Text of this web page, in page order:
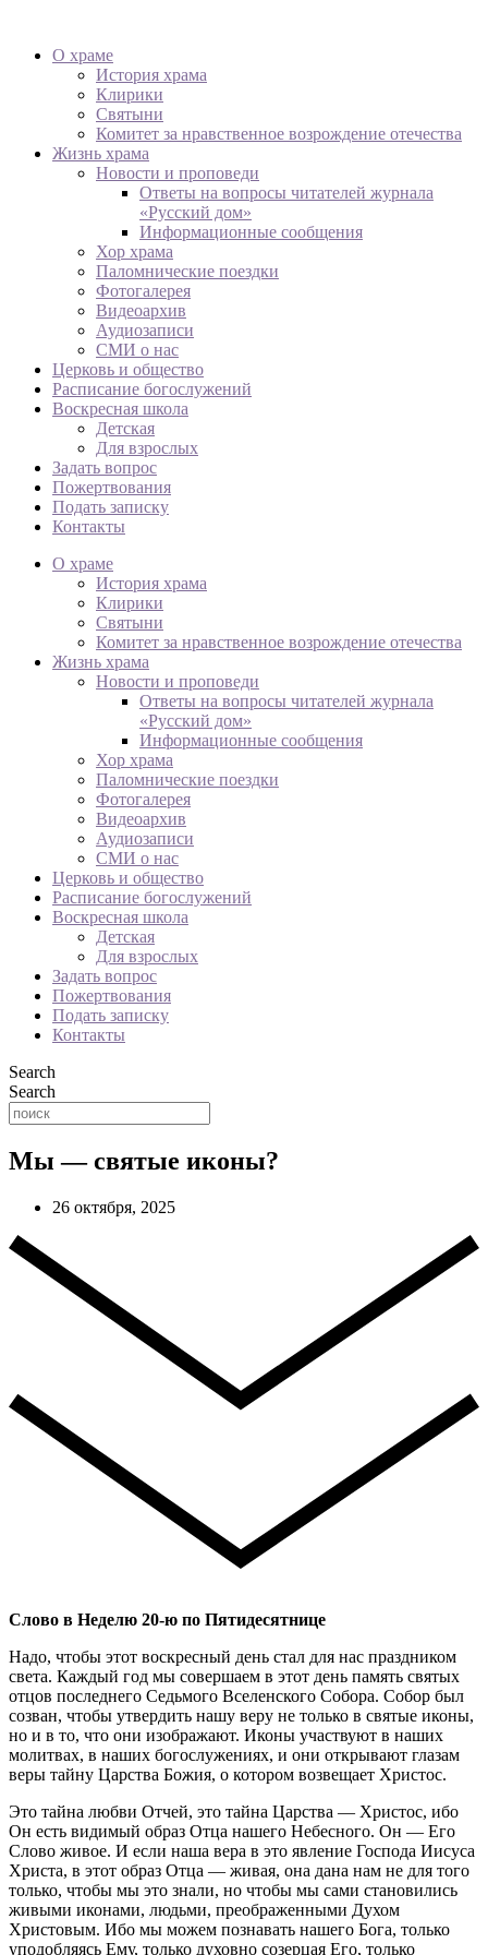
О храме
История храма
Клирики
Святыни
Комитет за нравственное возрождение отечества
Жизнь храма
Новости и проповеди
Ответы на вопросы читателей журнала
«Русский дом»
Информационные сообщения
Хор храма
Паломнические поездки
Фотогалерея
Видеоархив
Аудиозаписи
СМИ о нас
Церковь и общество
Расписание богослужений
Воскресная школа
Детская
Для взрослых
Задать вопрос
Пожертвования
Подать записку
Контакты
О храме
История храма
Клирики
Святыни
Комитет за нравственное возрождение отечества
Жизнь храма
Новости и проповеди
Ответы на вопросы читателей журнала
«Русский дом»
Информационные сообщения
Хор храма
Паломнические поездки
Фотогалерея
Видеоархив
Аудиозаписи
СМИ о нас
Церковь и общество
Расписание богослужений
Воскресная школа
Детская
Для взрослых
Задать вопрос
Пожертвования
Подать записку
Контакты
Search
Search
Мы — святые иконы?
26 октября, 2025
Слово в Неделю 20-ю по Пятидесятнице
Надо, чтобы этот воскресный день стал для нас праздником
света. Каждый год мы совершаем в этот день память святых
отцов последнего Седьмого Вселенского Собора. Собор был
созван, чтобы утвердить нашу веру не только в святые иконы,
но и в то, что они изображают. Иконы участвуют в наших
молитвах, в наших богослужениях, и они открывают глазам
веры тайну Царства Божия, о котором возвещает Христос.
Это тайна любви Отчей, это тайна Царства — Христос, ибо
Он есть видимый образ Отца нашего Небесного. Он — Его
Слово живое. И если наша вера в это явление Господа Иисуса
Христа, в этот образ Отца — живая, она дана нам не для того
только, чтобы мы это знали, но чтобы мы сами становились
живыми иконами, людьми, преображенными Духом
Христовым. Ибо мы можем познавать нашего Бога, только
уподобляясь Ему, только духовно созерцая Его, только